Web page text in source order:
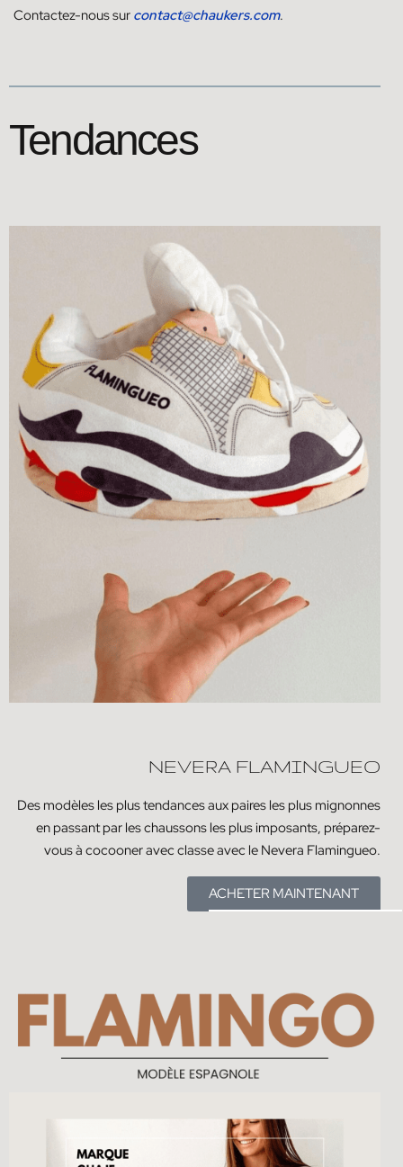
Contactez-nous sur contact@chaukers.com.
Tendances
NEVERA FLAMINGUEO
Des modèles les plus tendances aux paires les plus mignonnes
en passant par les chaussons les plus imposants, préparez-
vous à cocooner avec classe avec le Nevera Flamingueo.
ACHETER MAINTENANT